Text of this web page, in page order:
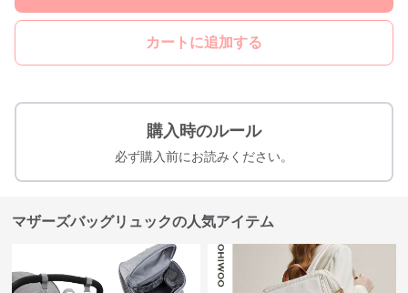
カートに追加する
購入時のルール
必ず購入前にお読みください。
マザーズバッグリュックの人気アイテム